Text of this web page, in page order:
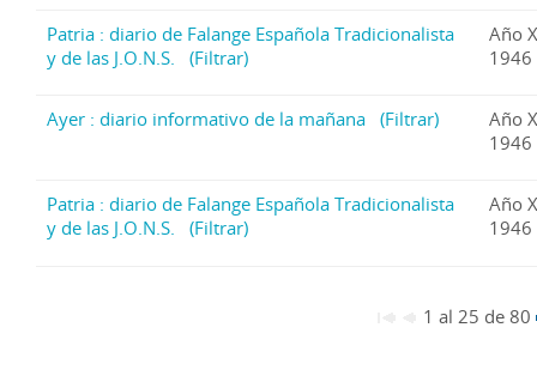
Patria : diario de Falange Española Tradicionalista
y de las J.O.N.S.
(Filtrar)
Año
Ayer : diario informativo de la mañana (Filtrar)
Año
Patria : diario de Falange Española Tradicionalista
y de las J.O.N.S.
(Filtrar)
Año
1 al 25 de 80